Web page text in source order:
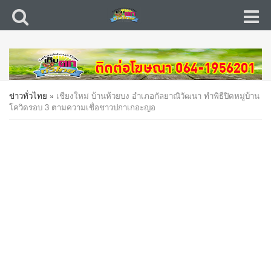
ข่าวทั่วไทย » เชียงใหม่ บ้านห้วยบง อำเภอกัลยาณิวัฒนา ทำพิธีปิดหมู่บ้าน
โควิดรอบ 3 ตามความเชื่อชาวปกาเกอะญอ